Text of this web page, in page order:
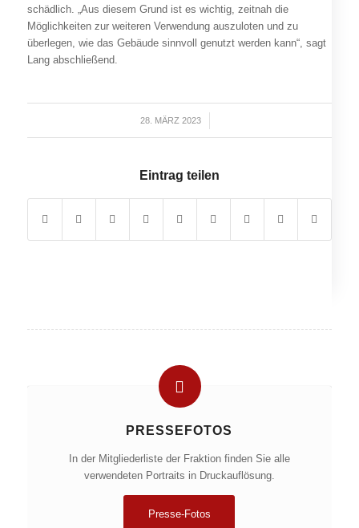
schädlich. „Aus diesem Grund ist es wichtig, zeitnah die
Möglichkeiten zur weiteren Verwendung auszuloten und zu
überlegen, wie das Gebäude sinnvoll genutzt werden kann“, sagt
Lang abschließend.
28. MÄRZ 2023
/
Eintrag teilen
PRESSEFOTOS
In der Mitgliederliste der Fraktion finden Sie alle
verwendeten Portraits in Druckauflösung.
Presse-Fotos